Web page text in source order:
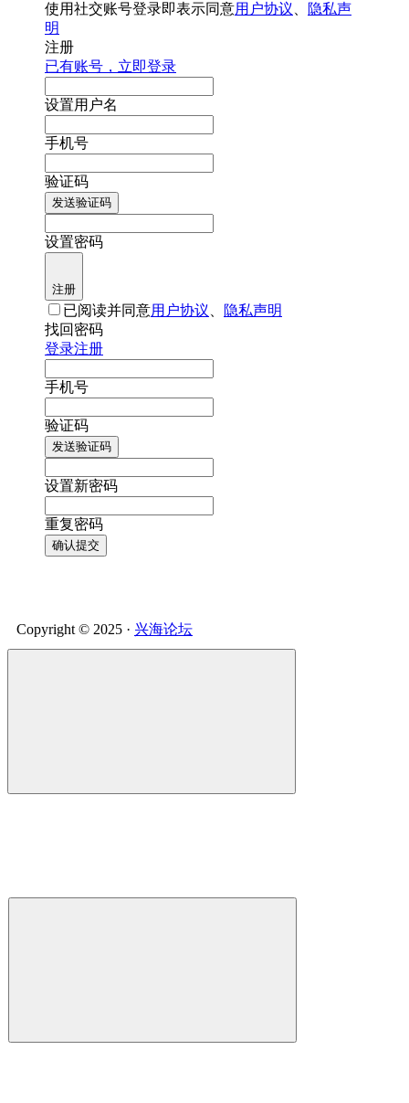
使用社交账号登录即表示同意用户协议
隐私声
明
注册
已有账号，立即登录
设置用户名
手机号
验证码
发送验证码
设置密码
注册
已阅读并同意用户协议
隐私声明
找回密码
登录注册
手机号
验证码
发送验证码
设置新密码
重复密码
确认提交
Copyright © 2025 · 兴海论坛